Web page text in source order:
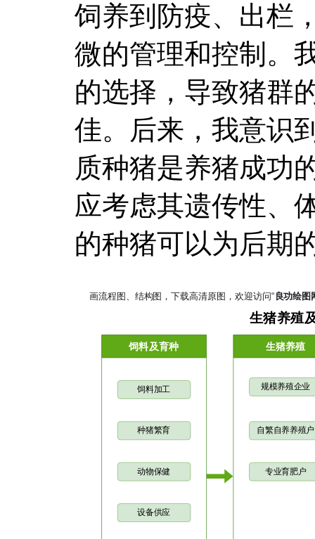
饲养到防疫、出栏
微的管理和控制。
的选择，导致猪群
佳。后来，我意识
质种猪是养猪成功
应考虑其遗传性、
的种猪可以为后期